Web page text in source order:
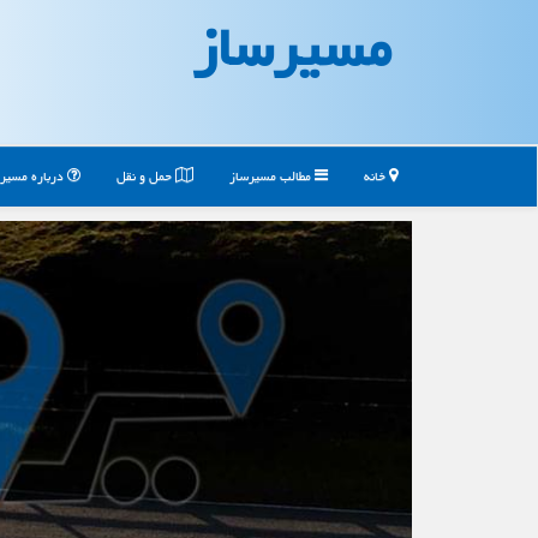
مسیرساز
خانه مطالب مسیرساز حمل و نقل درباره